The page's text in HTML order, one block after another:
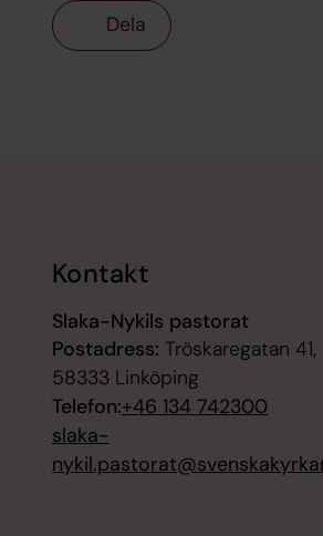
Dela
Kontakt
Slaka-Nykils pastorat
Postadress: Tröskaregatan 41,
58333 Linköping
Telefon:+46 134 742300
slaka-